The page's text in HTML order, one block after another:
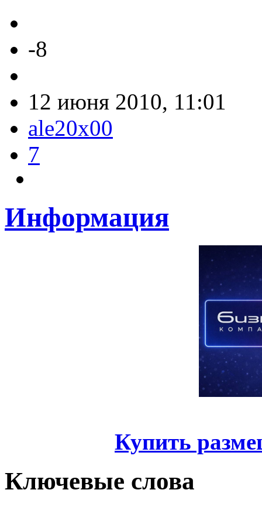
-8
12 июня 2010, 11:01
ale20x00
7
Информация
Купить
Ключевые слова